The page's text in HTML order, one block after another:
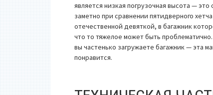
является низкая погрузочная высота — это
заметно при сравнении пятидверного
отечественной девяткой, в багажник
что то тяжелое может быть
вы частенько загружаете багажник — эта
понравится.